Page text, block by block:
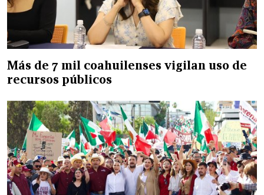
Más de 7 mil coahuilenses vigilan uso de
recursos públicos